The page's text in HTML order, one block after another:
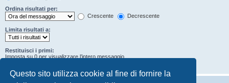
Questo sito utilizza cookie al fine di fornire la
Ordina risultati per:
Crescente
Decrescente
Limita risultati a:
Restituisci i primi:
Imposta su 0 per visualizzare l’intero messaggio.